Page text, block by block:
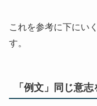
これを参考に下にい
す。
「例文」同じ意